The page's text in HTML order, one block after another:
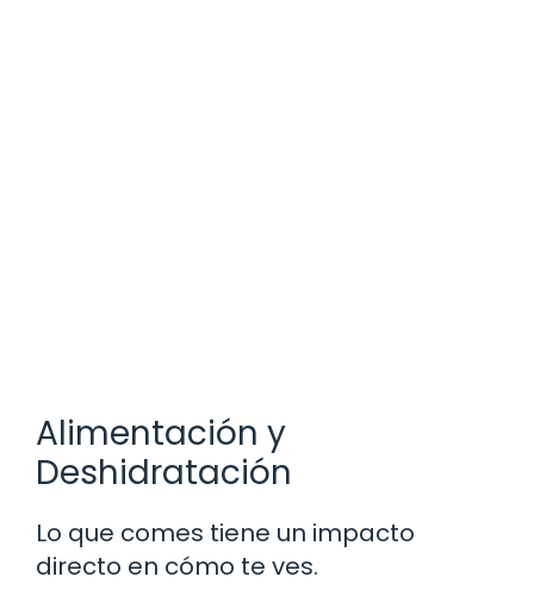
Alimentación y
Deshidratación
Lo que comes tiene un impacto
directo en cómo te ves.